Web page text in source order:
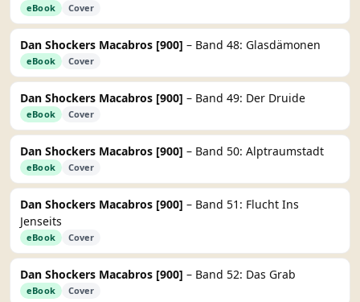
eBook Cover
Dan Shockers Macabros [900] – Band 48: Glasdämonen
eBook Cover
Dan Shockers Macabros [900] – Band 49: Der Druide
eBook Cover
Dan Shockers Macabros [900] – Band 50: Alptraumstadt
eBook Cover
Dan Shockers Macabros [900] – Band 51: Flucht Ins
Jenseits
eBook Cover
Dan Shockers Macabros [900] – Band 52: Das Grab
eBook Cover